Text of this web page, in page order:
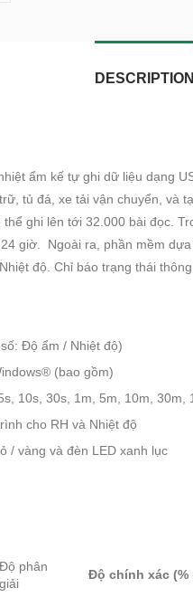
DESCRIPTION
ẩm kế tự ghi dữ liệu dạng
tủ đá, xe tải vận chuyển, và
ghi lên tới 32.000 bài đọc.
giờ. Ngoài ra, phần mềm
độ. Chỉ báo trạng thái
Độ ẩm / Nhiệt độ)
(bao gồm)
10s, 30s, 1m, 5m, 10m,
cho RH và Nhiệt độ
/ vàng và đèn LED xanh lục
Độ phân
giải
Độ chính xác (%